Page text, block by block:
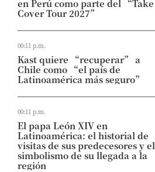
en Perú como parte del “Take
Cover Tour 2027”
00:11 p.m.
Kast quiere “recuperar” a
Chile como “el país de
Latinoamérica más seguro”
00:11 p.m.
El papa León XIV en
Latinoamérica: el historial de
visitas de sus predecesores y el
simbolismo de su llegada a la
región